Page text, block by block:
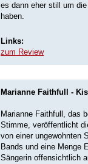
es dann eher still um
haben.
Links:
zum Review
Marianne Faithfull -
Marianne Faithfull, das
Stimme, veröffentlicht
von einer ungewohnten
Bands und eine Menge
Sängerin offensichtlich